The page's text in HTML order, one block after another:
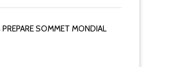
PREPARE SOMMET MONDIAL